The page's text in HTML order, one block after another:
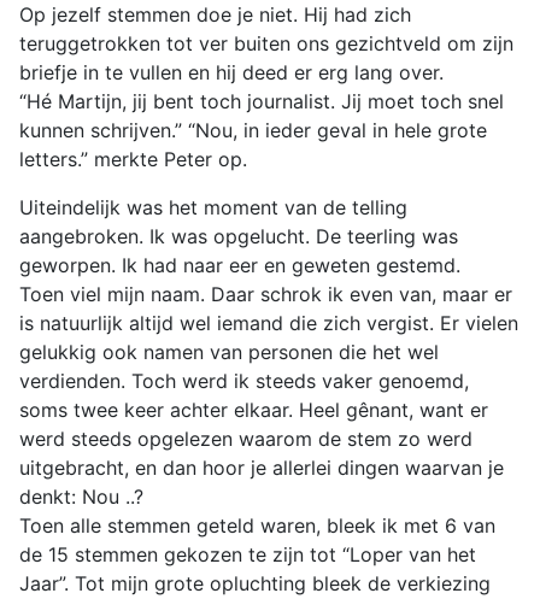
Op jezelf stemmen doe je niet. Hij had zich
teruggetrokken tot ver buiten ons gezichtveld om zijn
briefje in te vullen en hij deed er erg lang over.
“Hé Martijn, jij bent toch journalist. Jij moet toch snel
kunnen schrijven.” “Nou, in ieder geval in hele grote
letters.” merkte Peter op.
Uiteindelijk was het moment van de telling
aangebroken. Ik was opgelucht. De teerling was
geworpen. Ik had naar eer en geweten gestemd.
Toen viel mijn naam. Daar schrok ik even van, maar er
is natuurlijk altijd wel iemand die zich vergist. Er vielen
gelukkig ook namen van personen die het wel
verdienden. Toch werd ik steeds vaker genoemd,
soms twee keer achter elkaar. Heel gênant, want er
werd steeds opgelezen waarom de stem zo werd
uitgebracht, en dan hoor je allerlei dingen waarvan je
denkt: Nou ..?
Toen alle stemmen geteld waren, bleek ik met 6 van
de 15 stemmen gekozen te zijn tot “Loper van het
Jaar”. Tot mijn grote opluchting bleek de verkiezing